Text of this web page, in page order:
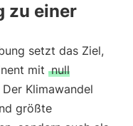
zu einer
setzt das Ziel,
mit null
Klimawandel
größte